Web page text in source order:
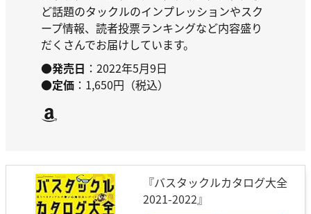
ど話題のタックルのインプレッションやスク
ープ情報、読者投票ランキングなど内容盛り
だくさんでお届けしています。
●発売日 ：2022年5月9日
●定価 ：1,650円（税込）
Amazon
『バスタックルカタログ大全
2021-2022』